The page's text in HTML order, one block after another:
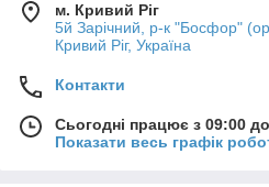
м. Кривий Ріг
5й Зарічний, р-к "Босфор"
Кривий Ріг, Україна
Контакти
Сьогодні працює з 09:00
Показати весь графік